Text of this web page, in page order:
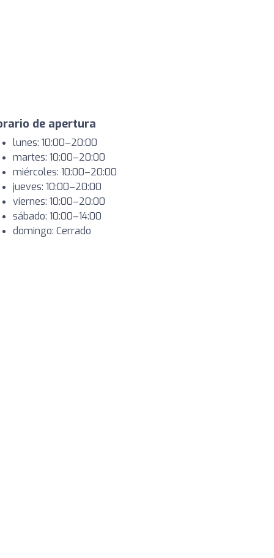
de apertura
lunes: 10:00–20:00
martes: 10:00–20:00
miércoles: 10:00–20:00
jueves: 10:00–20:00
viernes: 10:00–20:00
sábado: 10:00–14:00
domingo: Cerrado